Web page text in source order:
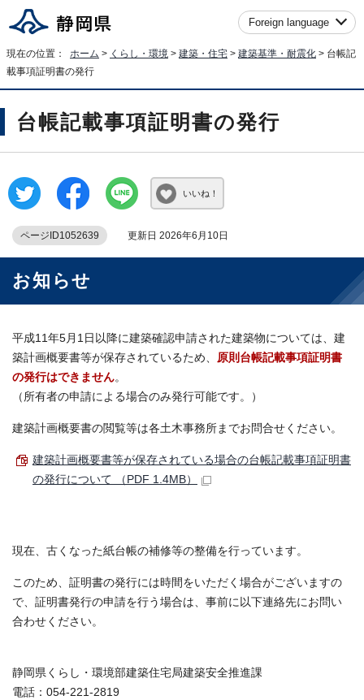
Foreign language
現在の位置： ホーム > くらし・環境 > 建築・住宅 > 建築基準・耐震化 > 台帳記
載事項証明書の発行
台帳記載事項証明書の発行
いいね！
ページID1052639 更新日 2026年6月10日
お知らせ
平成11年5月1日以降に建築確認申請された建築物については、建
築計画概要書等が保存されているため、 原則台帳記載事項証明書
の発行はできません。
（所有者の申請による場合のみ発行可能です。）
建築計画概要書の閲覧等は各土木事務所までお問合せください。
建築計画概要書等が保存されている場合の台帳記載事項証明書
の発行について （PDF 1.4MB）
現在、古くなった紙台帳の補修等の整備を行っています。
このため、証明書の発行には時間をいただく場合がございますの
で、証明書発行の申請を行う場合は、事前に以下連絡先にお問い
合わせください。
静岡県くらし・環境部建築住宅局建築安全推進課
電話：054-221-2819